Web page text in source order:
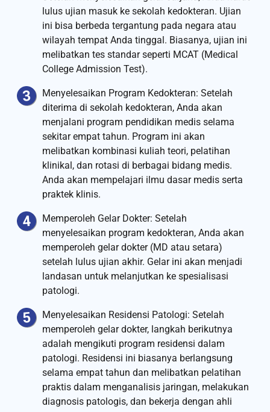
lulus ujian masuk ke sekolah kedokteran. Ujian
ini bisa berbeda tergantung pada negara atau
wilayah tempat Anda tinggal. Biasanya, ujian ini
melibatkan tes standar seperti MCAT (Medical
College Admission Test).
Menyelesaikan Program Kedokteran: Setelah
diterima di sekolah kedokteran, Anda akan
menjalani program pendidikan medis selama
sekitar empat tahun. Program ini akan
melibatkan kombinasi kuliah teori, pelatihan
klinikal, dan rotasi di berbagai bidang medis.
Anda akan mempelajari ilmu dasar medis serta
praktek klinis.
Memperoleh Gelar Dokter: Setelah
menyelesaikan program kedokteran, Anda akan
memperoleh gelar dokter (MD atau setara)
setelah lulus ujian akhir. Gelar ini akan menjadi
landasan untuk melanjutkan ke spesialisasi
patologi.
Menyelesaikan Residensi Patologi: Setelah
memperoleh gelar dokter, langkah berikutnya
adalah mengikuti program residensi dalam
patologi. Residensi ini biasanya berlangsung
selama empat tahun dan melibatkan pelatihan
praktis dalam menganalisis jaringan, melakukan
diagnosis patologis, dan bekerja dengan ahli